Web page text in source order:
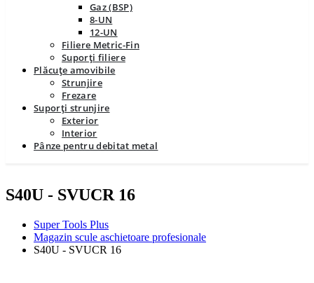
Gaz (BSP)
8-UN
12-UN
Filiere Metric-Fin
Suporți filiere
Plăcuțe amovibile
Strunjire
Frezare
Suporți strunjire
Exterior
Interior
Pânze pentru debitat metal
S40U - SVUCR 16
Super Tools Plus
Magazin scule aschietoare profesionale
S40U - SVUCR 16